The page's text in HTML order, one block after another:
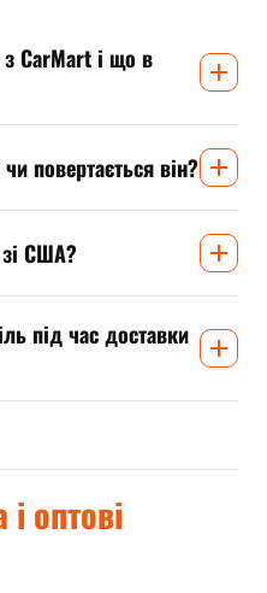
з CarMart і що в
повертається він?
США?
під час доставки
оптові